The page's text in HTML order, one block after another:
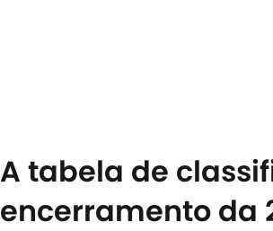
A tabela de
encerramento da